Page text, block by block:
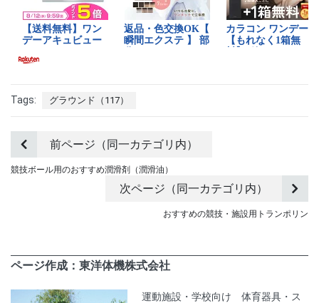
Tags: グラウンド（117）
前ページ（同一カテゴリ内）
競技ボール用のおすすめ潤滑剤（潤滑油）
次ページ（同一カテゴリ内）
おすすめの競技・施設用トランポリン
ページ作成：東洋体機株式会社
運動施設・学校向け 体育器具・ス